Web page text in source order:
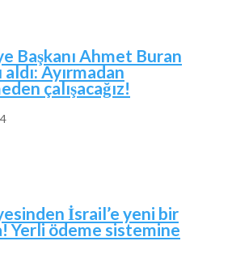
Başkanı Ahmet Buran
aldı: Ayırmadan
çalışacağız!
İsrail’e yeni bir
Yerli ödeme sistemine